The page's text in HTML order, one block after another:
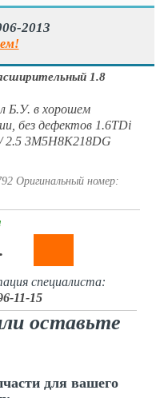
2013
1.8
Б.У. в хорошем
без дефектов 1.6TDi
2.5 3M5H8K218DG
Оригинальный номер:
специалиста:
11-15
оставьте
для вашего